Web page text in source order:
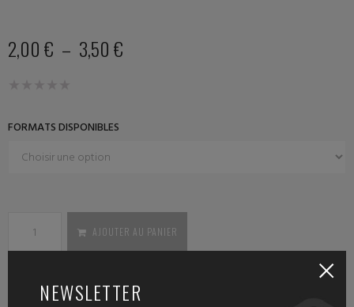
2,00€ – 3,50€
FORMATS DISPONIBLES
AJOUTER AU PANIER
NEWSLETTER